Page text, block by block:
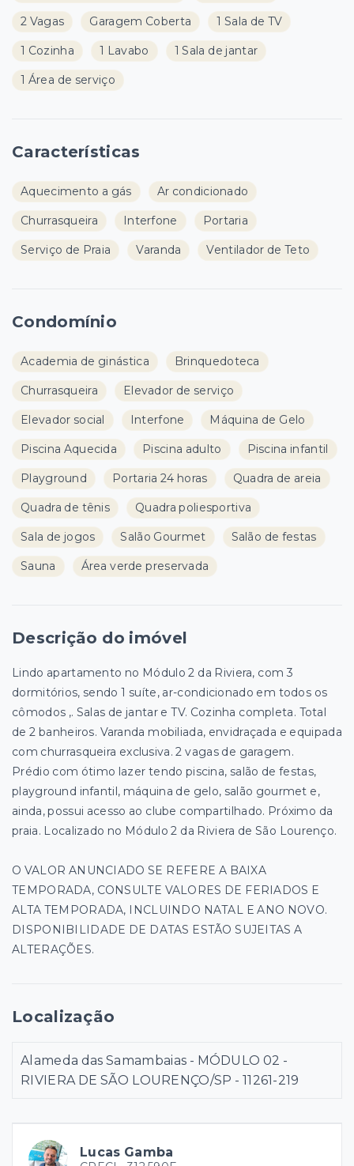
Lucas Gamba
2 Vagas Garagem Coberta 1 Sala de TV
1 Cozinha 1 Lavabo 1 Sala de jantar
1 Área de serviço
Características
Aquecimento a gás Ar condicionado
Churrasqueira Interfone Portaria
Serviço de Praia Varanda Ventilador de Teto
Condomínio
Academia de ginástica Brinquedoteca
Churrasqueira Elevador de serviço
Elevador social Interfone Máquina de Gelo
Piscina Aquecida Piscina adulto Piscina infantil
Playground Portaria 24 horas Quadra de areia
Quadra de tênis Quadra poliesportiva
Sala de jogos Salão Gourmet Salão de festas
Sauna Área verde preservada
Descrição do imóvel
Lindo apartamento no Módulo 2 da Riviera, com 3
dormitórios, sendo 1 suíte, ar-condicionado em todos os
cômodos ,. Salas de jantar e TV. Cozinha completa. Total
de 2 banheiros. Varanda mobiliada, envidraçada e equipada
com churrasqueira exclusiva. 2 vagas de garagem.
Prédio com ótimo lazer tendo piscina, salão de festas,
playground infantil, máquina de gelo, salão gourmet e,
ainda, possui acesso ao clube compartilhado. Próximo da
praia. Localizado no Módulo 2 da Riviera de São Lourenço.
O VALOR ANUNCIADO SE REFERE A BAIXA
TEMPORADA, CONSULTE VALORES DE FERIADOS E
ALTA TEMPORADA, INCLUINDO NATAL E ANO NOVO.
DISPONIBILIDADE DE DATAS ESTÃO SUJEITAS A
ALTERAÇÕES.
Localização
Alameda das Samambaias - MÓDULO 02 -
RIVIERA DE SÃO LOURENÇO/SP - 11261-219